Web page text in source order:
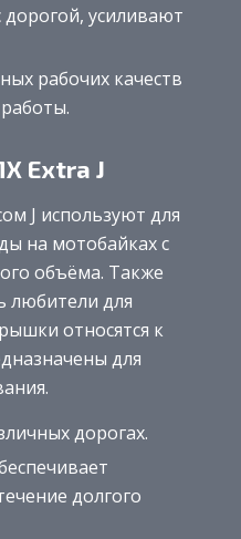
усиливают
рабочих качеств
Extra J
J используют для
на мотобайках с
объёма. Также
любители для
относятся к
для
дорогах.
долгого